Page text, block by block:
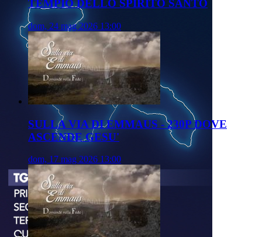
TEMPIO DELLO SPIRITO SANTO
dom, 24 mag 2026 13:00
SULLA VIA DI EMMAUS - 230P DOVE
ASCENDE GESU'
dom, 17 mag 2026 13:00